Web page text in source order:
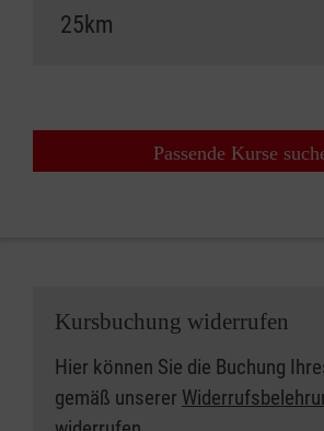
Passende Kurse
Kursbuchung widerrufen
Hier können Sie die Buchung
gemäß unserer